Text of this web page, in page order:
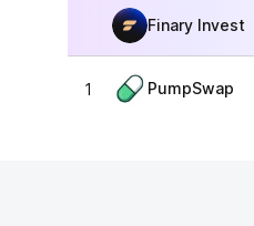
Finary Invest
1 PumpSwap